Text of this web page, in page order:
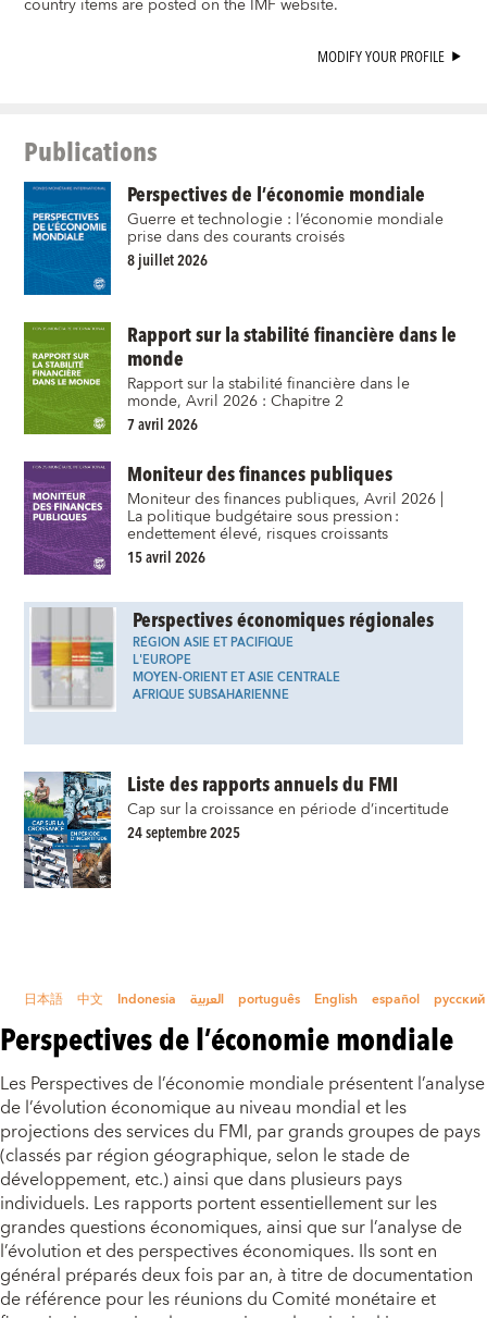
MODIFY YOUR PROFILE
Publications
Perspectives de l’économie mondiale
Guerre et technologie : l’économie mondiale
prise dans des courants croisés
8 juillet 2026
Rapport sur la stabilité financière dans le
monde
Rapport sur la stabilité financière dans le
monde, Avril 2026 : Chapitre 2
7 avril 2026
Moniteur des finances publiques
Moniteur des finances publiques, Avril 2026 |
La politique budgétaire sous pression :
endettement élevé, risques croissants
15 avril 2026
Perspectives économiques régionales
RÉGION ASIE ET PACIFIQUE
L'EUROPE
MOYEN-ORIENT ET ASIE CENTRALE
AFRIQUE SUBSAHARIENNE
Liste des rapports annuels du FMI
Cap sur la croissance en période d’incertitude
24 septembre 2025
日本語 中文 Indonesia العربية português English español русский
Perspectives de l’économie mondiale
Les Perspectives de l’économie mondiale présentent l’analyse
de l’évolution économique au niveau mondial et les
projections des services du FMI, par grands groupes de pays
(classés par région géographique, selon le stade de
développement, etc.) ainsi que dans plusieurs pays
individuels. Les rapports portent essentiellement sur les
grandes questions économiques, ainsi que sur l’analyse de
l’évolution et des perspectives économiques. Ils sont en
général préparés deux fois par an, à titre de documentation
de référence pour les réunions du Comité monétaire et